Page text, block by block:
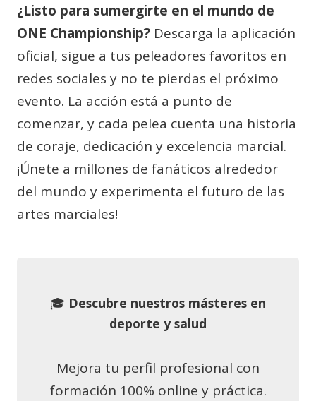
¿Listo para sumergirte en el mundo de
ONE Championship? Descarga la aplicación
oficial, sigue a tus peleadores favoritos en
redes sociales y no te pierdas el próximo
evento. La acción está a punto de
comenzar, y cada pelea cuenta una historia
de coraje, dedicación y excelencia marcial.
¡Únete a millones de fanáticos alrededor
del mundo y experimenta el futuro de las
artes marciales!
🎓 Descubre nuestros másteres en
deporte y salud
Mejora tu perfil profesional con
formación 100% online y práctica.